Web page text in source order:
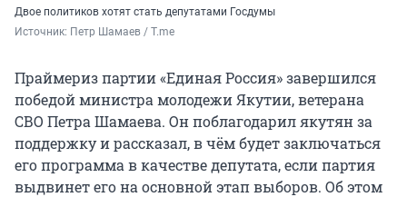
Двое политиков хотят стать депутатами Госдумы
Источник: Петр Шамаев / T.me
Праймериз партии «Единая Россия» завершился
победой министра молодежи Якутии, ветерана
СВО Петра Шамаева. Он поблагодарил якутян за
поддержку и рассказал, в чём будет заключаться
его программа в качестве депутата, если партия
выдвинет его на основной этап выборов. Об этом